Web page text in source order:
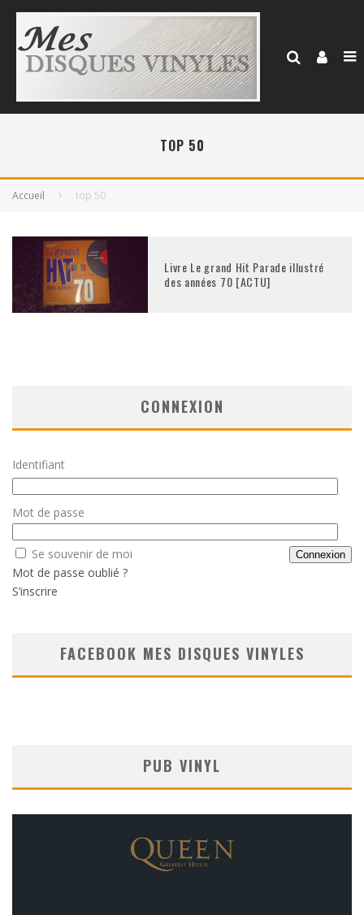
TOP 50
Accueil top 50
Livre Le grand Hit Parade illustré
des années 70 [ACTU]
CONNEXION
Identifiant
Mot de passe
Se souvenir de moi
Mot de passe oublié ?
S’inscrire
FACEBOOK MES DISQUES VINYLES
PUB VINYL